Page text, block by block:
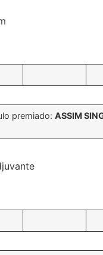
premiado:ASSIM